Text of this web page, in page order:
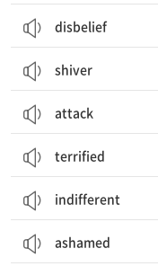
disbelief
shiver
attack
terrified
indifferent
ashamed